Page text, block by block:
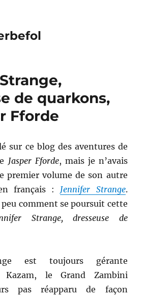
de quarkons,
Fforde
sur ce blog des aventures de
Jasper Fforde, mais je n’avais
premier volume de son autre
français : Jennifer Strange.
comment se poursuit cette
Strange, dresseuse de
est toujours gérante
Kazam, le Grand Zambini
pas réapparu de façon